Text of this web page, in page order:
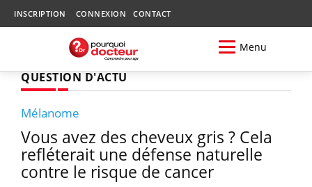
INSCRIPTION CONNEXION CONTACT
Menu
QUESTION D'ACTU
Mélanome
Vous avez des cheveux gris ? Cela
refléterait une défense naturelle
contre le risque de cancer